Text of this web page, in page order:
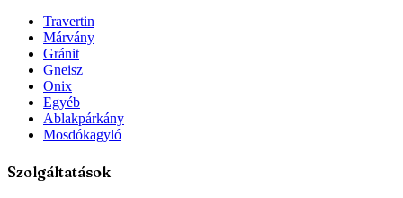
Travertin
Márvány
Gránit
Gneisz
Onix
Egyéb
Ablakpárkány
Mosdókagyló
Szolgáltatások